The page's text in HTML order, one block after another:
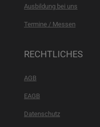
Ausbildung bei uns
Termine / Messen
RECHTLICHES
AGB
EAGB
Datenschutz